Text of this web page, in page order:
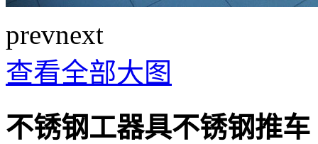
prevnext
查看全部大图
不锈钢工器具不锈钢推车